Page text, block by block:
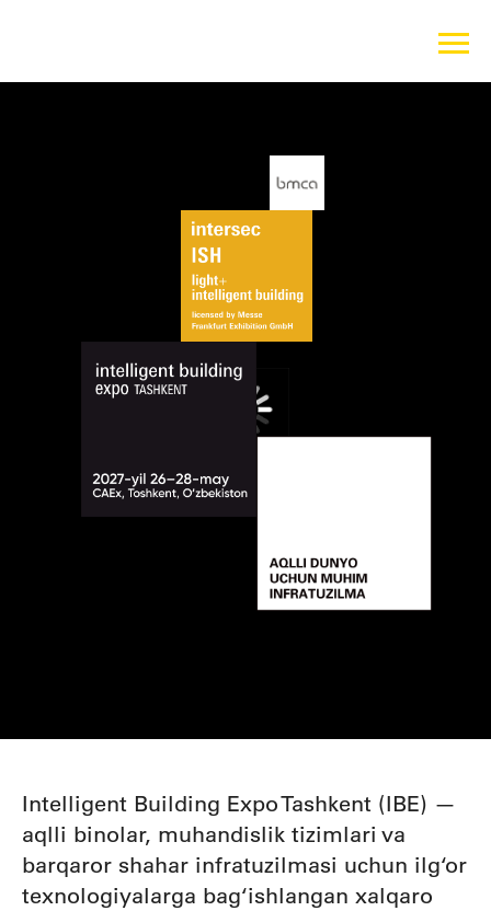
Intelligent Building Expo Tashkent (IBE) —
aqlli binolar, muhandislik tizimlari va
barqaror shahar infratuzilmasi uchun ilg‘or
texnologiyalarga bag‘ishlangan xalqaro